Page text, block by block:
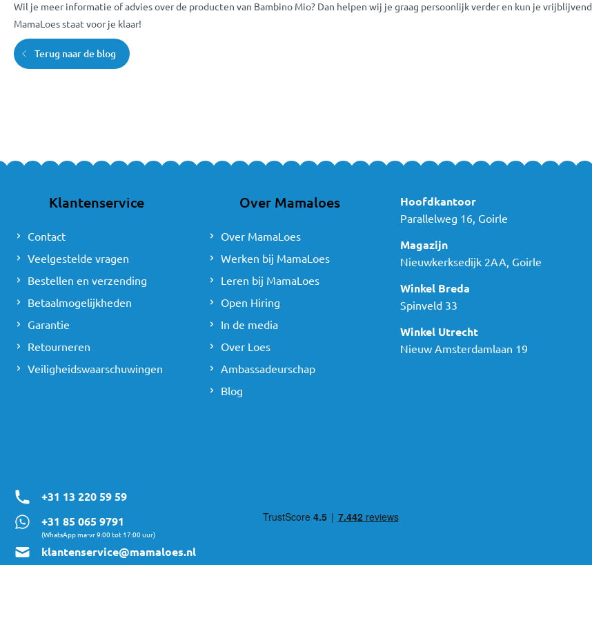
Wil je meer informatie of advies over de producten van Bambino Mio? Dan helpen wij je graag persoonlijk verder en kun je vrijblijvend
MamaLoes staat voor je klaar!
Terug naar de blog
Klantenservice
Contact
Veelgestelde vragen
Bestellen en verzending
Betaalmogelijkheden
Garantie
Retourneren
Veiligheidswaarschuwingen
Over Mamaloes
Over MamaLoes
Werken bij MamaLoes
Leren bij MamaLoes
Open Hiring
In de media
Over Loes
Ambassadeurschap
Blog
Hoofdkantoor
Parallelweg 16, Goirle
Magazijn
Nieuwkerksedijk 2AA, Goirle
Winkel Breda
Spinveld 33
Winkel Utrecht
Nieuw Amsterdamlaan 19
+31 13 220 59 59
+31 85 065 9791
(WhatsApp ma-vr 9:00 tot 17:00 uur)
klantenservice@mamaloes.nl